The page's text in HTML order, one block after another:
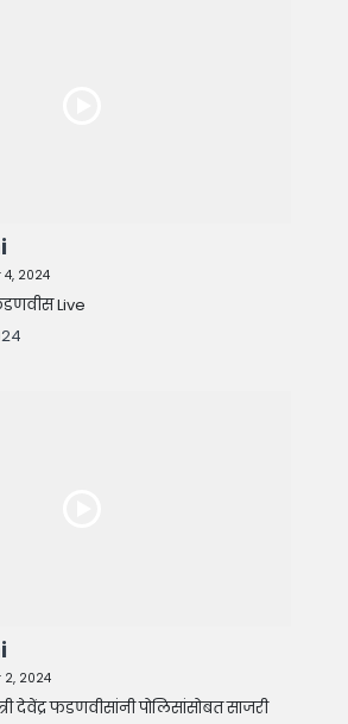
4, 2024
Live
2, 2024
देवेंद्र फडणवीसांनी पोलिसांसोबत साजरी